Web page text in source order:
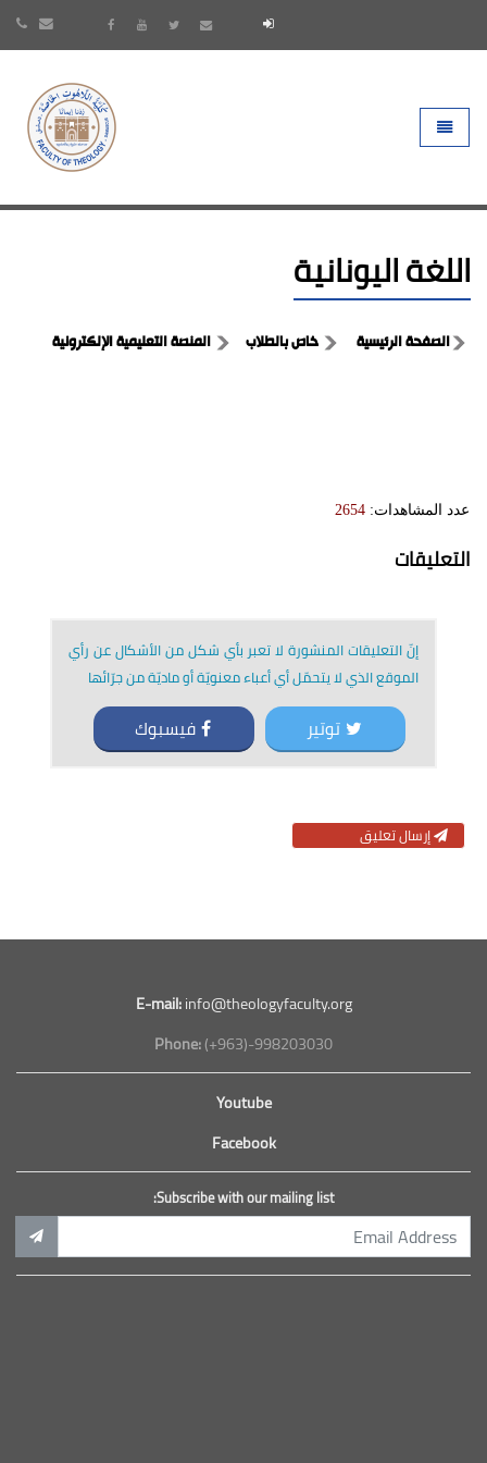
Toggle
اللغة اليونانية
الصفحة الرئيسية خاص بالطلاب المنصة التعليمية الإلكترونية
عدد المشاهدات: 2654
التعليقات
إنّ التعليقات المنشورة لا تعبر بأي شكل من الأشكال عن رأي
الموقع الذي لا يتحمّل أي أعباء معنويّة أو ماديّة من جرّائها
توتير فيسبوك
إرسال تعليق
E-mail:info@theologyfaculty.org
Phone:(+963)-998203030
Youtube
Facebook
Subscribe with our mailing list: